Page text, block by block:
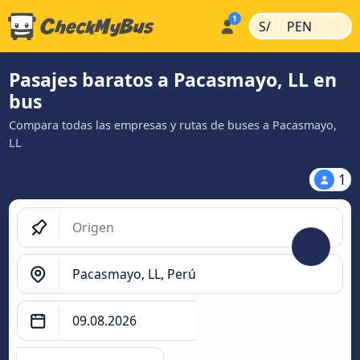
S/ | PEN |
Pasajes baratos a Pacasmayo, LL en
bus
Compara todas las empresas y rutas de buses a Pacasmayo,
LL
1